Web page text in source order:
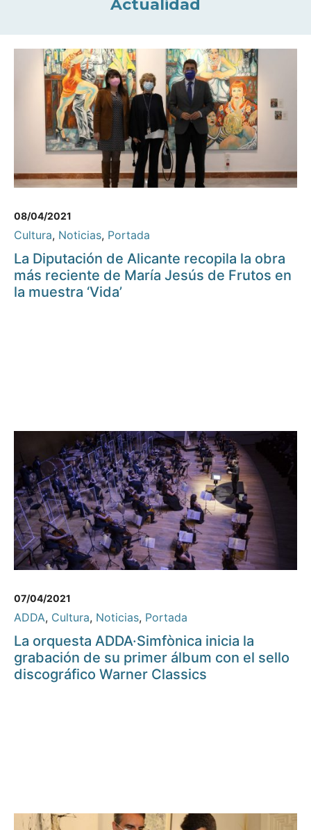
Actualidad
08/04/2021
Cultura, Noticias, Portada
La Diputación de Alicante recopila la obra
más reciente de María Jesús de Frutos en
la muestra ‘Vida’
07/04/2021
ADDA, Cultura, Noticias, Portada
La orquesta ADDA·Simfònica inicia la
grabación de su primer álbum con el sello
discográfico Warner Classics